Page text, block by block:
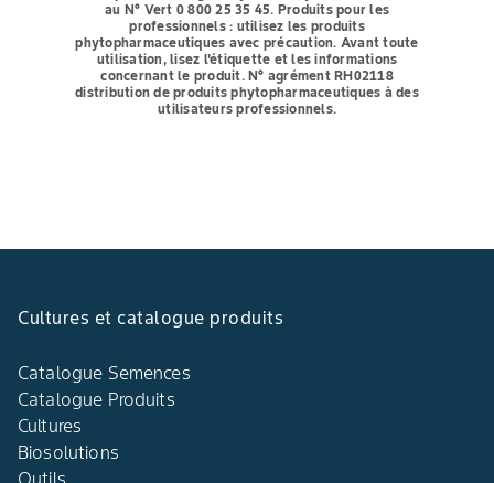
au N° Vert 0 800 25 35 45. Produits pour les
professionnels : utilisez les produits
phytopharmaceutiques avec précaution. Avant toute
utilisation, lisez l'étiquette et les informations
concernant le produit. N° agrément RH02118
distribution de produits phytopharmaceutiques à des
utilisateurs professionnels.
Cultures et catalogue produits
Catalogue Semences
Catalogue Produits
Cultures
Biosolutions
Outils